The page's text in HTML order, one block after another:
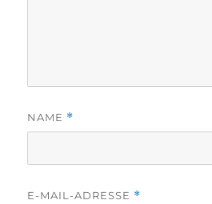
NAME *
E-MAIL-ADRESSE *